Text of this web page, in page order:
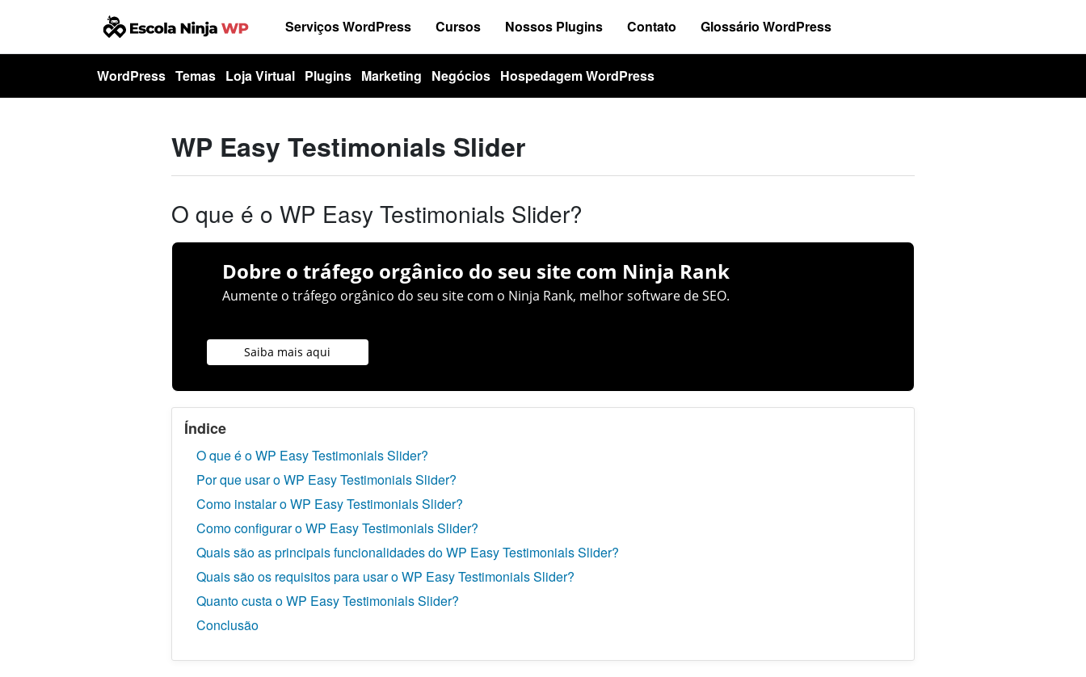
Serviços WordPress Cursos Nossos Plugins Contato Glossário WordPress
WordPress Temas Loja Virtual Plugins Marketing Negócios Hospedagem WordPress
WP Easy Testimonials Slider
O que é o WP Easy Testimonials Slider?
Dobre o tráfego orgânico do seu site com Ninja Rank
Aumente o tráfego orgânico do seu site com o Ninja Rank, melhor software de SEO.
Saiba mais aqui
Índice
O que é o WP Easy Testimonials Slider?
Por que usar o WP Easy Testimonials Slider?
Como instalar o WP Easy Testimonials Slider?
Como configurar o WP Easy Testimonials Slider?
Quais são as principais funcionalidades do WP Easy Testimonials Slider?
Quais são os requisitos para usar o WP Easy Testimonials Slider?
Quanto custa o WP Easy Testimonials Slider?
Conclusão